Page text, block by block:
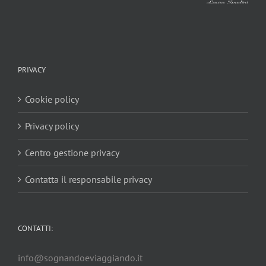
PRIVACY
Cookie policy
Privacy policy
Centro gestione privacy
Contatta il responsabile privacy
CONTATTI:
info@sognandoeviaggiando.it